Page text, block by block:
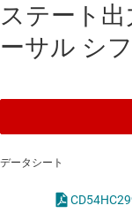
ステート
ーサル シ
データシート